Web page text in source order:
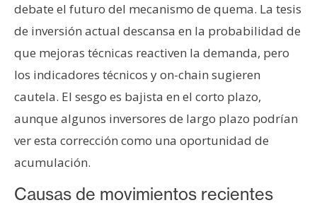
debate el futuro del mecanismo de quema. La tesis
de inversión actual descansa en la probabilidad de
que mejoras técnicas reactiven la demanda, pero
los indicadores técnicos y on-chain sugieren
cautela. El sesgo es bajista en el corto plazo,
aunque algunos inversores de largo plazo podrían
ver esta corrección como una oportunidad de
acumulación.
Causas de movimientos recientes